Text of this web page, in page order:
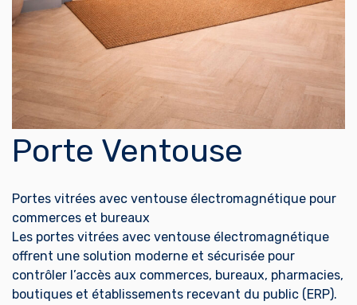
Porte Ventouse
Portes vitrées avec ventouse électromagnétique pour
commerces et bureaux
Les portes vitrées avec ventouse électromagnétique
offrent une solution moderne et sécurisée pour
contrôler l’accès aux commerces, bureaux, pharmacies,
boutiques et établissements recevant du public (ERP).